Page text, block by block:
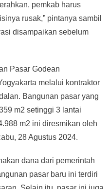
pemkab harus
rusak,” pintanya sambil
disampaikan sebelum
Pasar Godean
melalui kontraktor
Bangunan pasar yang
m2 setinggi 3 lantai
m2 ini diresmikan oleh
28 Agustus 2024.
dana dari pemerintah
pasar baru ini terdiri